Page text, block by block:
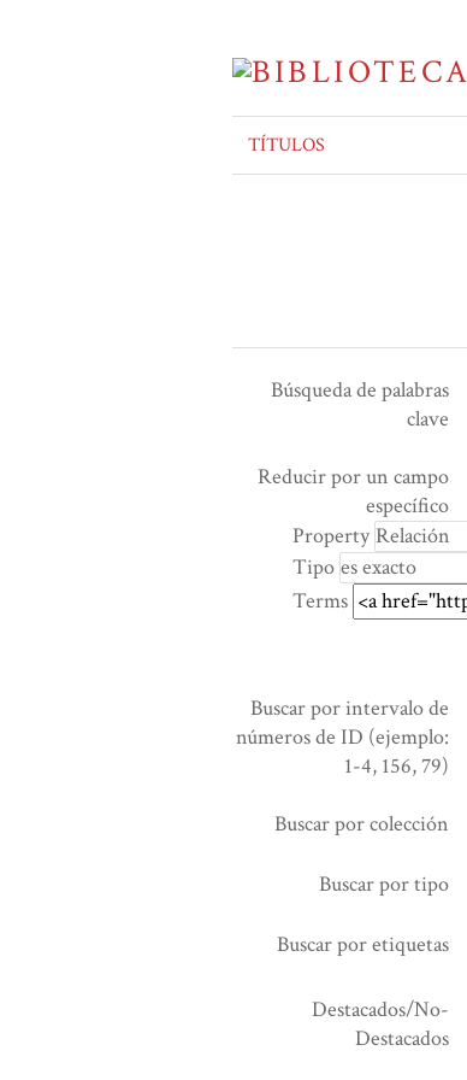
TÍTULOS
Búsqueda de palabras
clave
campo
específico":
Reducir por un campo
específico
Search Property
Tipo de búsqueda
Términos de búsqueda
Ensamblador de Búsqueda
Property
Tipo
Terms
Buscar por intervalo de
números de ID (ejemplo:
1-4, 156, 79)
Buscar por colección
Buscar por tipo
Buscar por etiquetas
Destacados/No-
Destacados